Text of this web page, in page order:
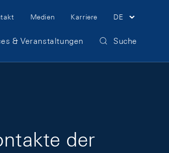
Navigation
Medien Karriere DE
& Veranstaltungen Suche
der